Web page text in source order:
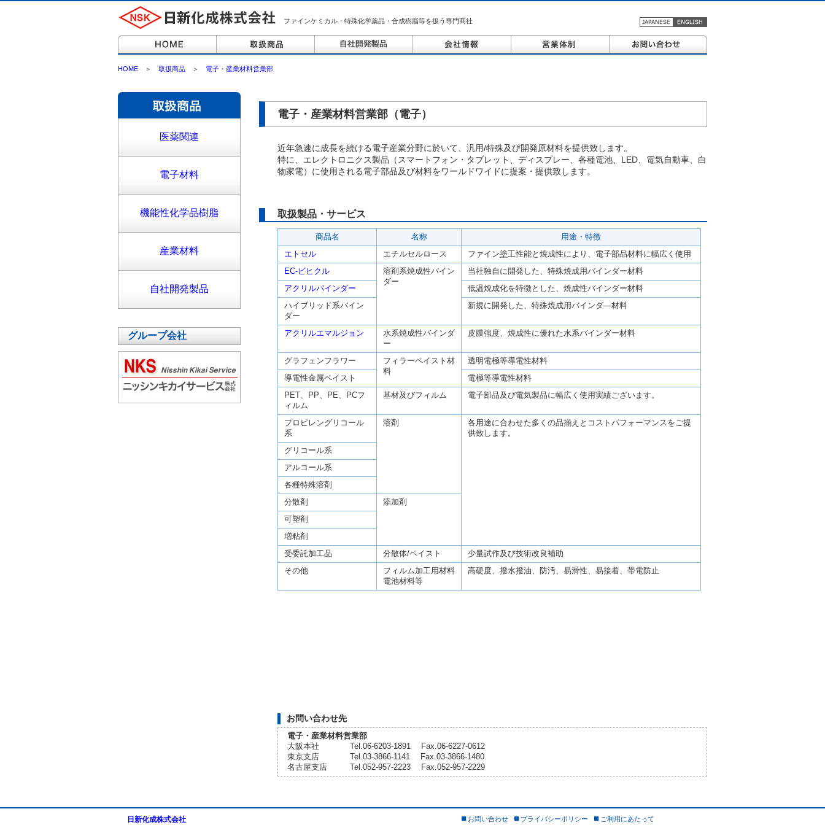
ファインケミカル・特殊化学薬品・合成樹脂等を扱う専門商社
HOME ＞ 取扱商品 ＞ 電子・産業材料営業部
医薬関連
電子材料
機能性化学品樹脂
産業材料
自社開発製品
グループ会社
電子・産業材料営業部（電子）
近年急速に成長を続ける電子産業分野に於いて、汎用/特殊及び開発原材料を提供致します。
特に、エレクトロニクス製品（スマートフォン・タブレット、ディスプレー、各種電池、LED、電気自動車、白
物家電）に使用される電子部品及び材料をワールドワイドに提案・提供致します。
取扱製品・サービス
商品名 名称
用途・特徴
エトセル
エチルセルロース
ファイン塗工性能と焼成性により、電子部品材料に幅広く使用
EC-ビヒクル
溶剤系焼成性バイン
ダー
当社独自に開発した、特殊焼成用バインダー材料
アクリルバインダー
低温焼成化を特徴とした、焼成性バインダー材料
ハイブリッド系バイン
ダー
新規に開発した、特殊焼成用バインダ―材料
アクリルエマルジョン
水系焼成性バインダ
ー
皮膜強度、焼成性に優れた水系バインダー材料
グラフェンフラワー
フィラーペイスト材
料
透明電極等導電性材料
導電性金属ペイスト
電極等導電性材料
PET、PP、PE、PCフ
ィルム
基材及びフィルム 電子部品及び電気製品に幅広く使用実績ございます。
プロピレングリコール
系
溶剤
各用途に合わせた多くの品揃えとコストパフォーマンスをご提
供致します。
グリコール系
アルコール系
各種特殊溶剤
分散剤
添加剤
可塑剤
増粘剤
受委託加工品
分散体/ペイスト
少量試作及び技術改良補助
その他
フィルム加工用材料
電池材料等
高硬度、撥水撥油、防汚、易滑性、易接着、帯電防止
お問い合わせ先
電子・産業材料営業部
大阪本社
Tel.06-6203-1891 Fax.06-6227-0612
東京支店
Tel.03-3866-1141 Fax.03-3866-1480
名古屋支店
Tel.052-957-2223 Fax.052-957-2229
日新化成株式会社 お問い合わせ プライバシーポリシー ご利用にあたって